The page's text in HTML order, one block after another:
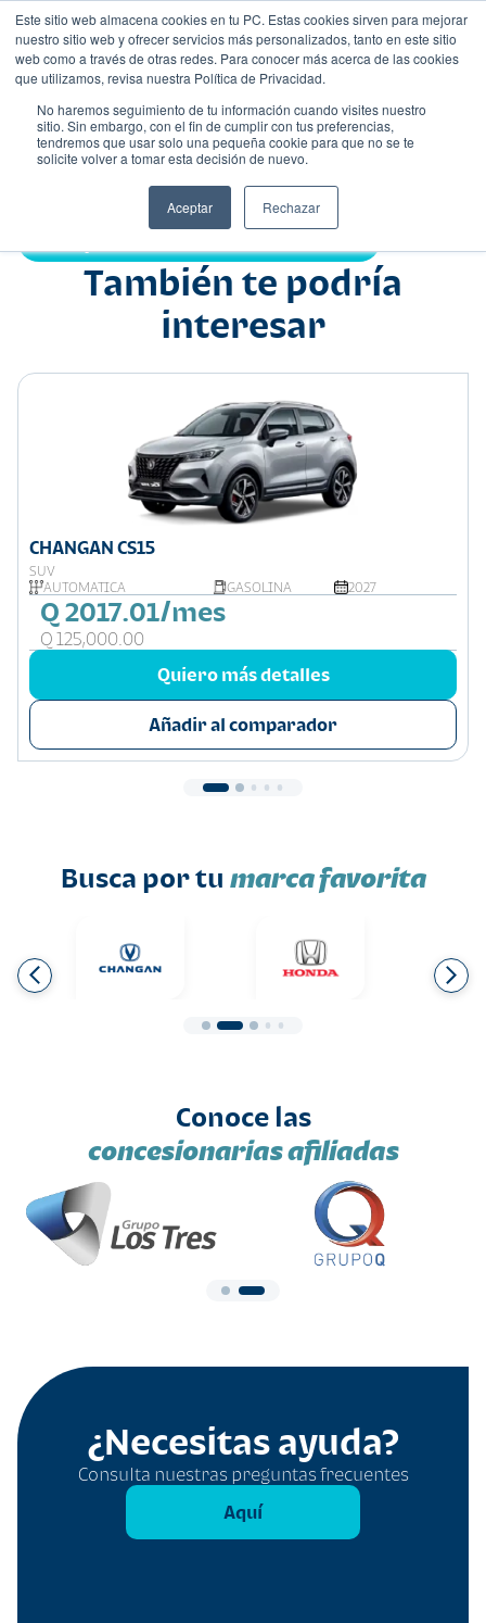
Este sitio web almacena cookies en tu PC. Estas cookies sirven para mejorar
nuestro sitio web y ofrecer servicios más personalizados, tanto en este sitio
web como a través de otras redes. Para conocer más acerca de las cookies
que utilizamos, revisa nuestra Política de Privacidad.
No haremos seguimiento de tu información cuando visites nuestro
sitio. Sin embargo, con el fin de cumplir con tus preferencias,
tendremos que usar solo una pequeña cookie para que no se te
solicite volver a tomar esta decisión de nuevo.
Aceptar Rechazar
Nombre
También te podría
interesar
CHANGAN CS15
SUV
AUTOMATICA
GASOLINA 2027
Q 2017.01/mes
Q 125,000.00
Quiero más detalles
Añadir al comparador
Busca por tu marca favorita
Conoce las
concesionarias afiliadas
¿Necesitas ayuda?
Consulta nuestras preguntas frecuentes
Aquí